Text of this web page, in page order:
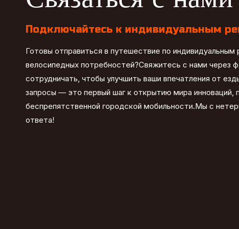
Подключайтесь к индивидуальным
Готовы отправиться в путешествие по
велосипедных потребностей?Свяжитесь с нами через
сотрудничать, чтобы улучшить ваши впечатления от
запросы — это первый шаг к открытию мира инноваций,
беспрепятственной городской мобильности.Мы с
ответа!